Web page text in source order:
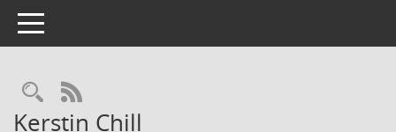
Toggle navigation
Rechercheauswahl
RSS-Feed
Kerstin Chill